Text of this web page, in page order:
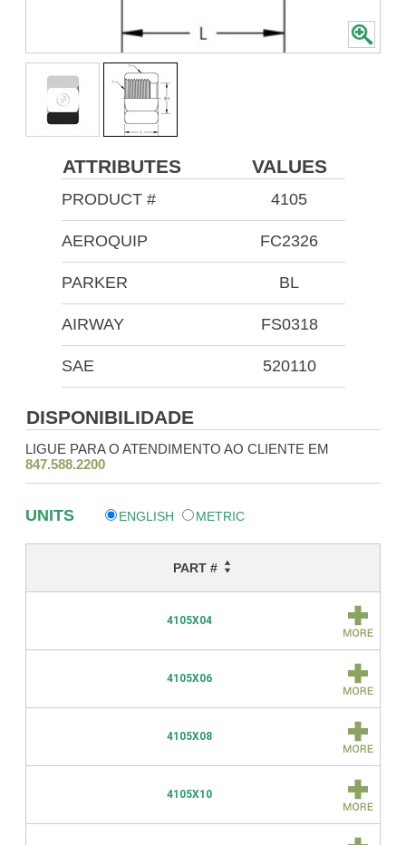
ATTRIBUTES VALUES
PRODUCT # 4105
AEROQUIP FC2326
PARKER BL
AIRWAY FS0318
SAE 520110
DISPONIBILIDADE
LIGUE PARA O ATENDIMENTO AO CLIENTE EM
847.588.2200
UNITS ENGLISH METRIC
PART #
4105X04
4105X06
4105X08
4105X10